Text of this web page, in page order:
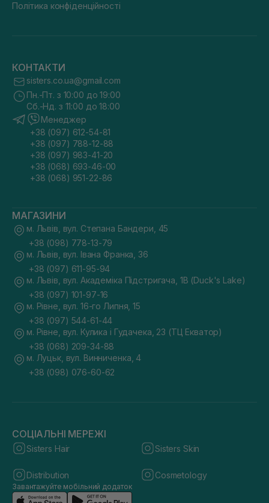
Політика конфіденційності
КОНТАКТИ
sisters.co.ua@gmail.com
Пн.-Пт. з 10:00 до 19:00
Сб.-Нд. з 11:00 до 18:00
Менеджер
+38 (097) 612-54-81
+38 (097) 788-12-88
+38 (097) 983-41-20
+38 (068) 693-46-00
+38 (068) 951-22-86
МАГАЗИНИ
м. Львів, вул. Степана Бандери, 45
+38 (098) 778-13-79
м. Львів, вул. Івана Франка, 36
+38 (097) 611-95-94
м. Львів, вул. Академіка Підстригача, 1В (Duck's Lake)
+38 (097) 101-97-16
м. Рівне, вул. 16-го Липня, 15
+38 (097) 544-61-44
м. Рівне, вул. Кулика і Гудачека, 23 (ТЦ Екватор)
+38 (068) 209-34-88
м. Луцьк, вул. Винниченка, 4
+38 (098) 076-60-62
СОЦІАЛЬНІ МЕРЕЖІ
Sisters Hair Sisters Skin
Distribution Cosmetology
Завантажуйте мобільний додаток